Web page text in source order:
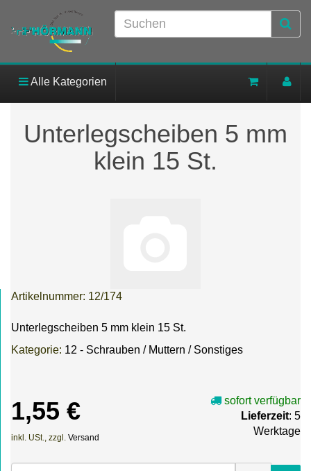
Alle Kategorien
Unterlegscheiben 5 mm
klein 15 St.
Artikelnummer: 12/174
Unterlegscheiben 5 mm klein 15 St.
Kategorie: 12 - Schrauben / Muttern / Sonstiges
1,55 €
inkl. USt., zzgl. Versand
sofort verfügbar
Lieferzeit: 5
Werktage